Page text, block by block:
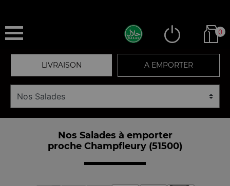
0
LIVRAISON A EMPORTER
Nos Salades à emporter
proche Champfleury (51500)